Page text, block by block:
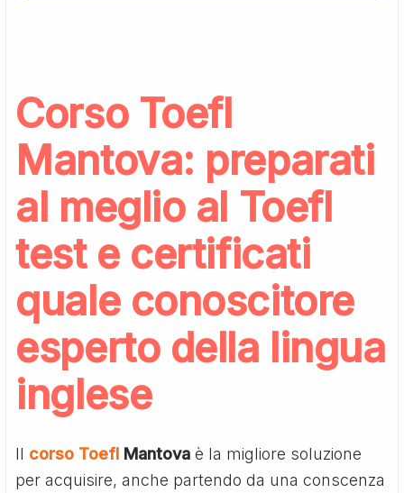
Corso Toefl
Mantova: preparati
al meglio al Toefl
test e certificati
quale conoscitore
esperto della lingua
inglese
Il corso Toefl Mantova è la migliore soluzione
per acquisire, anche partendo da una conscenza